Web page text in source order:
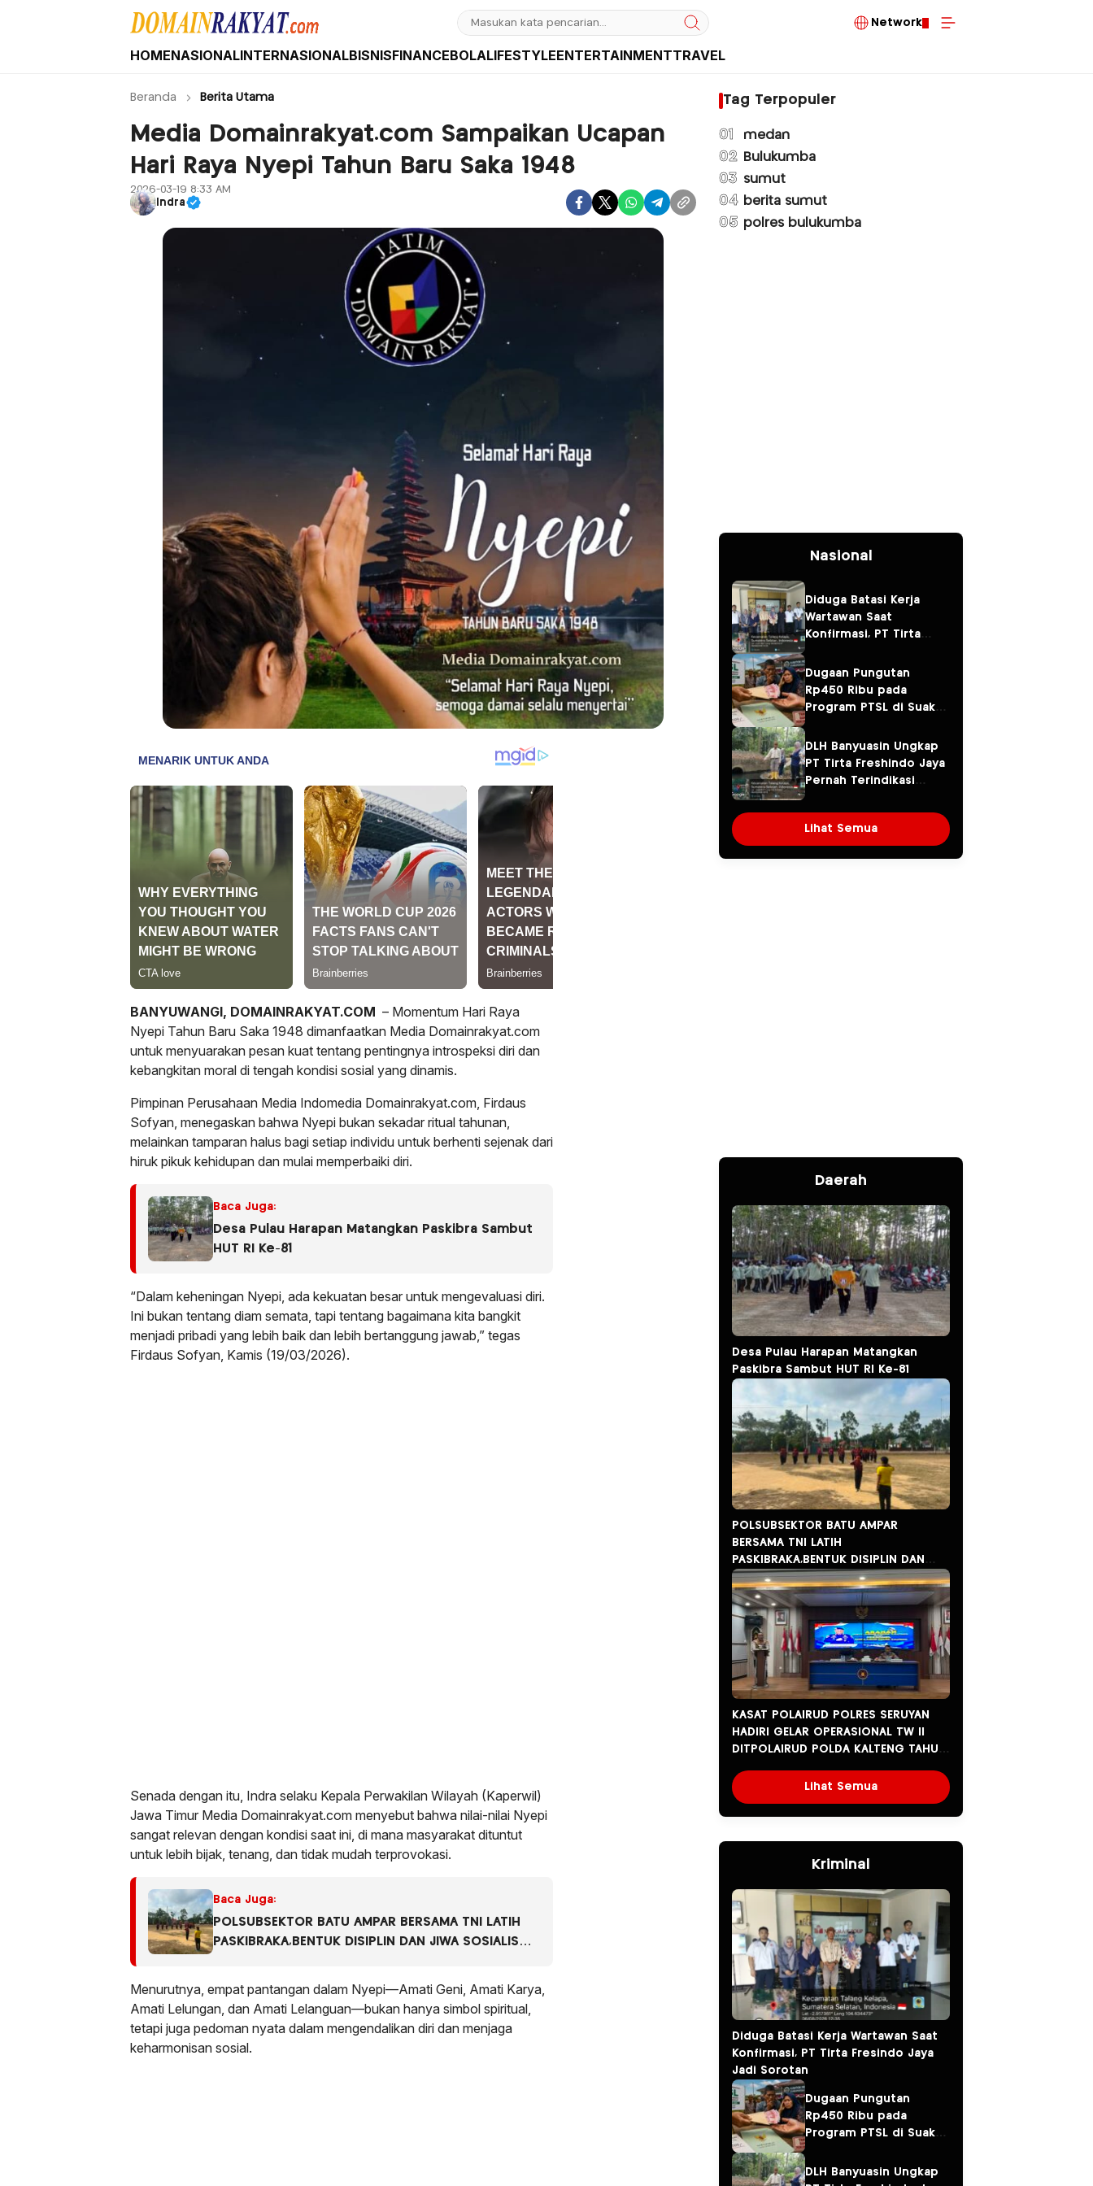
Domain Rakyat
Berita Hari Ini Terkini dan Terbaru Indonesia dan Internasional
Network
HOMENASIONALINTERNASIONALBISNISFINANCEBOLALIFESTYLEENTERTAINMENTTRAVEL
Beranda Berita Utama
Media Domainrakyat.com Sampaikan Ucapan
Hari Raya Nyepi Tahun Baru Saka 1948
2026-03-19 8:33 AM
Indra
BANYUWANGI, DOMAINRAKYAT.COM – Momentum Hari Raya
Nyepi Tahun Baru Saka 1948 dimanfaatkan Media Domainrakyat.com
untuk menyuarakan pesan kuat tentang pentingnya introspeksi diri dan
kebangkitan moral di tengah kondisi sosial yang dinamis.
Pimpinan Perusahaan Media Indomedia Domainrakyat.com, Firdaus
Sofyan, menegaskan bahwa Nyepi bukan sekadar ritual tahunan,
melainkan tamparan halus bagi setiap individu untuk berhenti sejenak dari
hiruk pikuk kehidupan dan mulai memperbaiki diri.
Baca Juga:
Desa Pulau Harapan Matangkan Paskibra Sambut
HUT RI Ke-81
“Dalam keheningan Nyepi, ada kekuatan besar untuk mengevaluasi diri.
Ini bukan tentang diam semata, tapi tentang bagaimana kita bangkit
menjadi pribadi yang lebih baik dan lebih bertanggung jawab,” tegas
Firdaus Sofyan, Kamis (19/03/2026).
Senada dengan itu, Indra selaku Kepala Perwakilan Wilayah (Kaperwil)
Jawa Timur Media Domainrakyat.com menyebut bahwa nilai-nilai Nyepi
sangat relevan dengan kondisi saat ini, di mana masyarakat dituntut
untuk lebih bijak, tenang, dan tidak mudah terprovokasi.
Baca Juga:
POLSUBSEKTOR BATU AMPAR BERSAMA TNI LATIH
PASKIBRAKA,BENTUK DISIPLIN DAN JIWA SOSIALISME
Menurutnya, empat pantangan dalam Nyepi—Amati Geni, Amati Karya,
Amati Lelungan, dan Amati Lelanguan—bukan hanya simbol spiritual,
tetapi juga pedoman nyata dalam mengendalikan diri dan menjaga
keharmonisan sosial.
Tag Terpopuler
01 medan
02 Bulukumba
03 sumut
04 berita sumut
05 polres bulukumba
Nasional
Diduga Batasi Kerja
Wartawan Saat
Konfirmasi, PT Tirta
Sorotan
Dugaan Pungutan
Rp450 Ribu pada
Program PTSL di Suak
Warga Khawatir Kasus
Sembawa Terulang
DLH Banyuasin Ungkap
PT Tirta Freshindo Jaya
Pernah Terindikasi
Dugaan Limbah Kembali
Diselidiki
Lihat Semua
Daerah
Desa Pulau Harapan Matangkan
Paskibra Sambut HUT RI Ke-81
POLSUBSEKTOR BATU AMPAR
BERSAMA TNI LATIH
PASKIBRAKA,BENTUK DISIPLIN DAN
JIWA SOSIALISME GENERASI MUDA.
KASAT POLAIRUD POLRES SERUYAN
HADIRI GELAR OPERASIONAL TW ll
DITPOLAIRUD POLDA KALTENG TAHUN
Lihat Semua
Kriminal
Diduga Batasi Kerja Wartawan Saat
Konfirmasi, PT Tirta Fresindo Jaya
Jadi Sorotan
Dugaan Pungutan
Rp450 Ribu pada
Program PTSL di Suak
Warga Khawatir Kasus
DLH Banyuasin Ungkap